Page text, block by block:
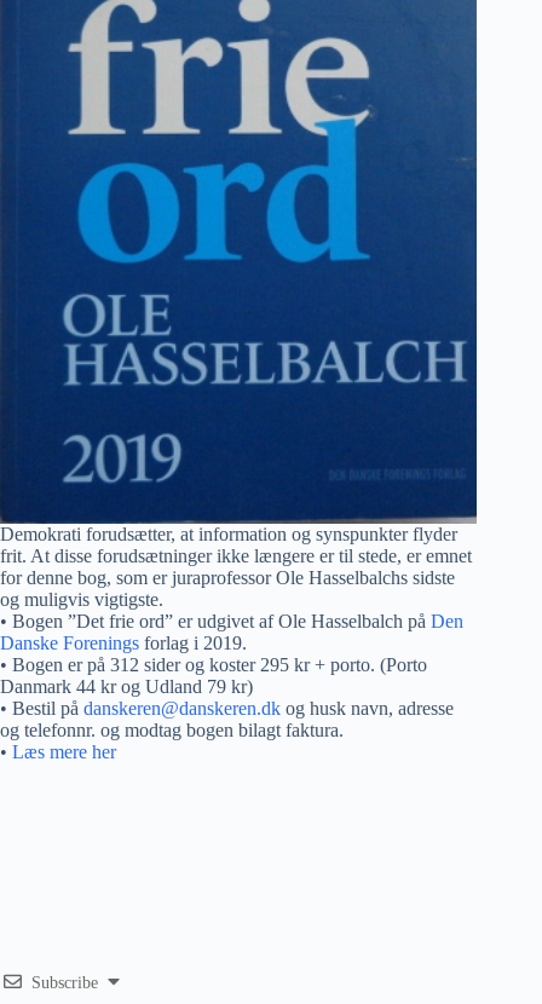
Demokrati forudsætter, at information og synspunkter flyder
frit. At disse forudsætninger ikke længere er til stede, er emnet
for denne bog, som er juraprofessor Ole Hasselbalchs sidste
og muligvis vigtigste.
• Bogen ”Det frie ord” er udgivet af Ole Hasselbalch på Den
Danske Forenings forlag i 2019.
• Bogen er på 312 sider og koster 295 kr + porto. (Porto
Danmark 44 kr og Udland 79 kr)
• Bestil på danskeren@danskeren.dk og husk navn, adresse
og telefonnr. og modtag bogen bilagt faktura.
• Læs mere her
Subscribe